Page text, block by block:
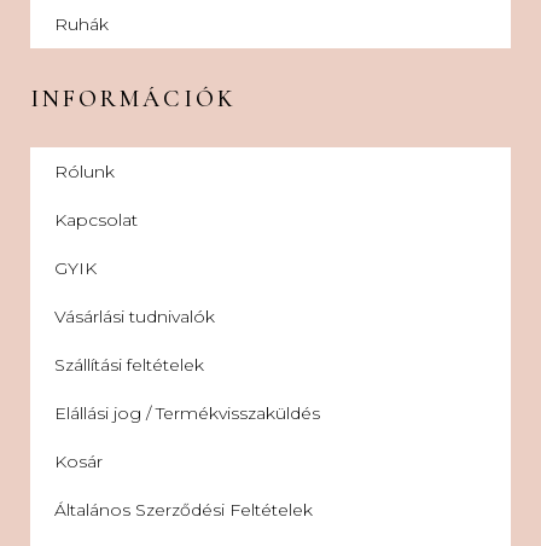
Ruhák
INFORMÁCIÓK
Rólunk
Kapcsolat
GYIK
Vásárlási tudnivalók
Szállítási feltételek
Elállási jog / Termékvisszaküldés
Kosár
Általános Szerződési Feltételek